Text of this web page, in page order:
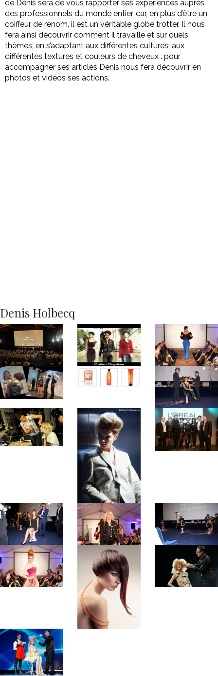
de Denis sera de vous rapporter ses expériences auprès
des professionnels du monde entier, car, en plus d’être un
coiffeur de renom, il est un véritable globe trotter. Il nous
fera ainsi découvrir comment il travaille et sur quels
thèmes, en s’adaptant aux différentes cultures, aux
différentes textures et couleurs de cheveux . pour
accompagner ses articles Denis nous fera découvrir en
photos et vidéos ses actions.
Denis Holbecq